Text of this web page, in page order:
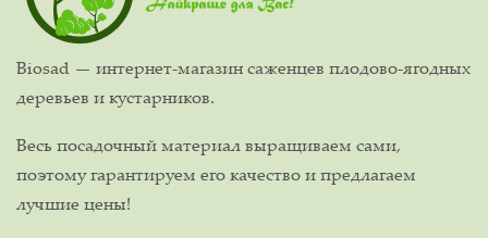
Biosad — интернет-магазин саженцев плодово-ягодных
деревьев и кустарников.
Весь посадочный материал выращиваем сами,
поэтому гарантируем его качество и предлагаем
лучшие цены!